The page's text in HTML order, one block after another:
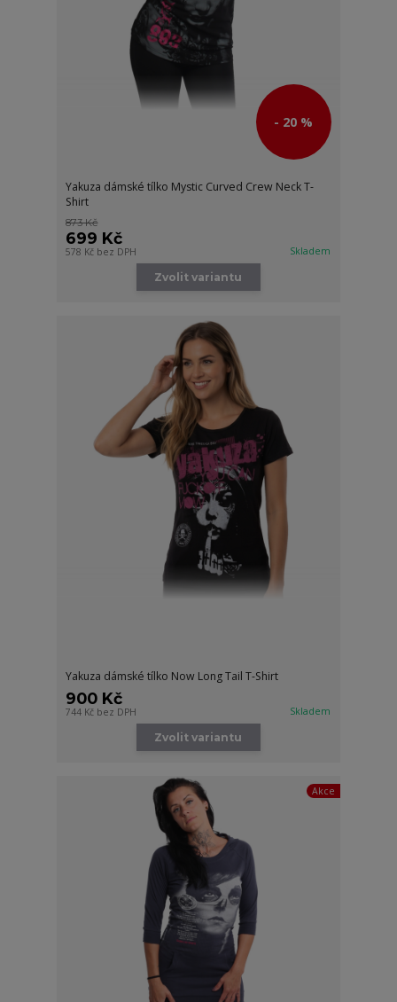
- 20 %
Yakuza dámské tílko Mystic Curved Crew Neck T-
Shirt
873 Kč
699 Kč
578 Kč bez DPH Skladem
Zvolit variantu
Yakuza dámské tílko Now Long Tail T-Shirt
900 Kč
744 Kč bez DPH Skladem
Zvolit variantu
Akce